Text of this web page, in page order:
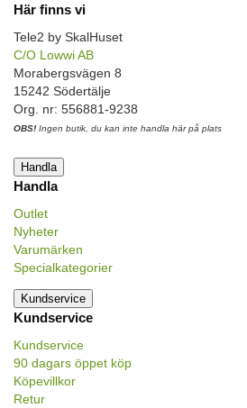
Här finns vi
Tele2 by SkalHuset
C/O Lowwi AB
Morabergsvägen 8
15242 Södertälje
Org. nr: 556881-9238
OBS! Ingen butik, du kan inte handla här på plats
Handla
Handla
Outlet
Nyheter
Varumärken
Specialkategorier
Kundservice
Kundservice
Kundservice
90 dagars öppet köp
Köpevillkor
Retur